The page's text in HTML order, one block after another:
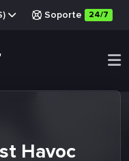
Soporte 24/7
Havoc